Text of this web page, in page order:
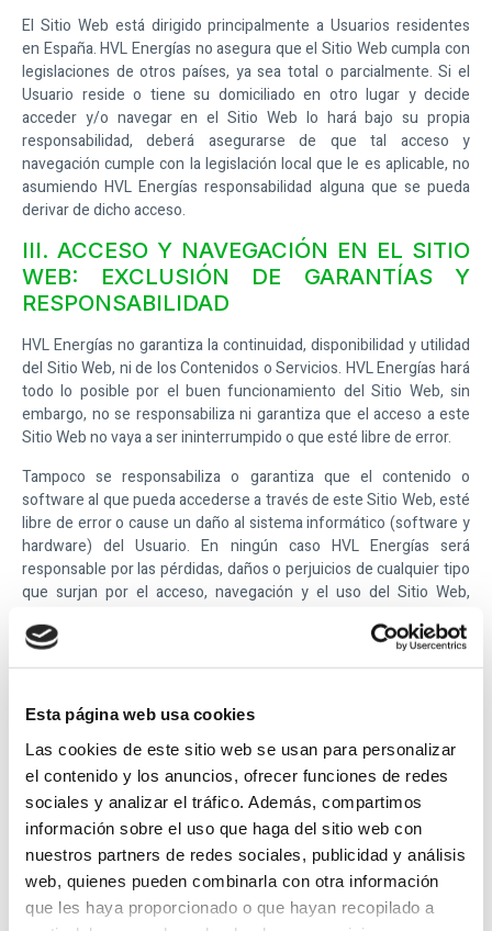
Esta página web usa cookies
Las cookies de este sitio web se usan para personalizar
el contenido y los anuncios, ofrecer funciones de redes
sociales y analizar el tráfico. Además, compartimos
información sobre el uso que haga del sitio web con
nuestros partners de redes sociales, publicidad y análisis
web, quienes pueden combinarla con otra información
que les haya proporcionado o que hayan recopilado a
El Sitio Web está dirigido principalmente a Usuarios residentes
en España.HVL Energías no asegura que el Sitio Web cumpla con
legislaciones de otros países, ya sea total o parcialmente. Si el
Usuario reside o tiene su domiciliado en otro lugar y decide
acceder y/o navegar en el Sitio Web lo hará bajo su propia
responsabilidad, deberá asegurarse de que tal acceso y
navegación cumple con la legislación local que le es aplicable, no
asumiendoHVL Energías responsabilidad alguna que se pueda
derivar de dicho acceso.
III. ACCESO Y NAVEGACIÓN EN EL SITIO
WEB: EXCLUSIÓN DE GARANTÍAS Y
RESPONSABILIDAD
HVL Energías no garantiza la continuidad, disponibilidad y utilidad
del Sitio Web, ni de los Contenidos o Servicios. HVL Energías hará
todo lo posible por el buen funcionamiento del Sitio Web, sin
embargo, no se responsabiliza ni garantiza que el acceso a este
Sitio Web no vaya a ser ininterrumpido o que esté libre de error.
Tampoco se responsabiliza o garantiza que el contenido o
software al que pueda accederse a través de este Sitio Web, esté
libre de error o cause un daño al sistema informático (software y
hardware) del Usuario. En ningún caso HVL Energías será
responsable por las pérdidas, daños o perjuicios de cualquier tipo
que surjan por el acceso, navegación y el uso del Sitio Web,
sistemas informáticos o los provocados por la introducción de
pudiesen ocasionarse a los usuarios por un uso inadecuado de
este Sitio Web. En particular, no se hace responsable en modo
alguno de las caídas, interrupciones, falta o defecto de las
telecomunicaciones que pudieran ocurrir.
IV. POLÍTICA DE ENLACES
Se informa que el Sitio Web deHVL Energíaspone o puede poner
a disposición de los Usuarios medios de enlace (como, entre
otros, links, banners, botones), directorios y motores de